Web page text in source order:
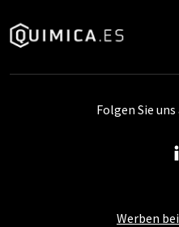
Werben
Folgen Sie